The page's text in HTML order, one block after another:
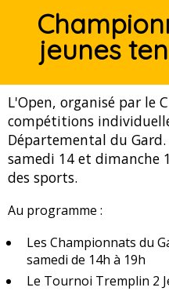
personnelles
jeunes
L'Open, organisé par le
compétitions
Départemental du
samedi 14 et dimanche
des sports.
Au programme :
Les Championnats du
samedi de 14h à 19h
Le Tournoi Tremplin 2